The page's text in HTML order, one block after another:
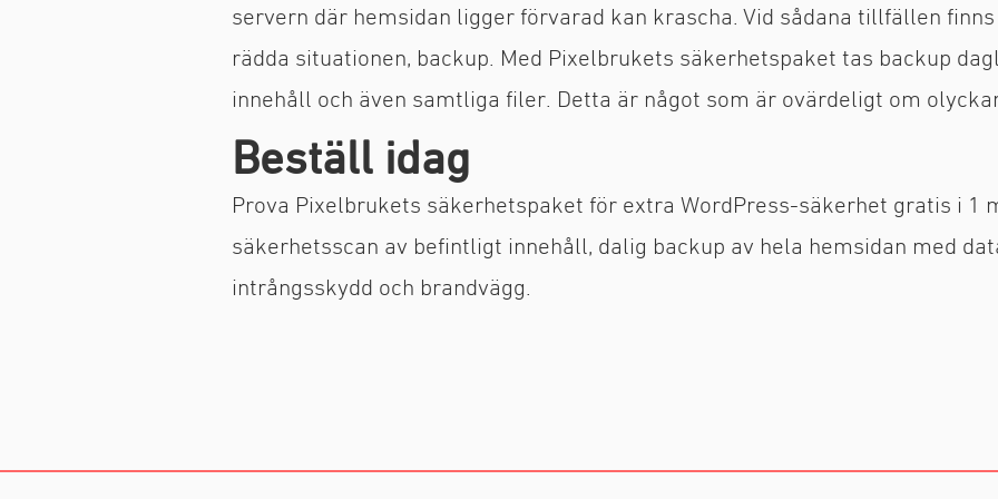
servern där hemsidan ligger förvarad kan krascha. Vid sådana tillfällen
rädda situationen, backup. Med Pixelbrukets säkerhetspaket tas backup
innehåll och även samtliga filer. Detta är något som är ovärdeligt om
Beställ idag
Prova Pixelbrukets säkerhetspaket för extra WordPress-säkerhet gratis i 1
säkerhetsscan av befintligt innehåll, dalig backup av hela hemsidan med
intrångsskydd och brandvägg.